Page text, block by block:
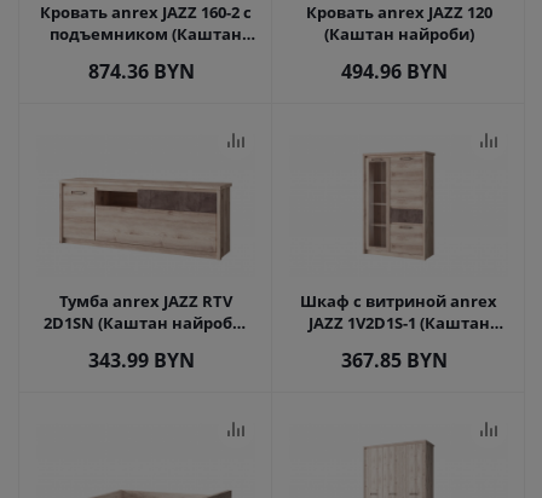
Кровать anrex JAZZ 160-2 с
подъемником (Каштан
874.36 BYN
Кровать anrex JAZZ 120
(Каштан найроби)
494.96 BYN
Тумба anrex JAZZ RTV
2D1SN (Каштан найроби/
343.99 BYN
Шкаф с витриной anrex
JAZZ 1V2D1S-1 (Каштан
367.85 BYN